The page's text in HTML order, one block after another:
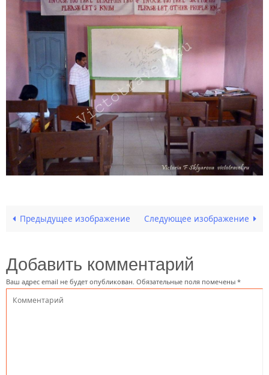
Предыдущее изображение Следующее изображение
Добавить комментарий
Ваш адрес email не будет опубликован. Обязательные поля помечены *